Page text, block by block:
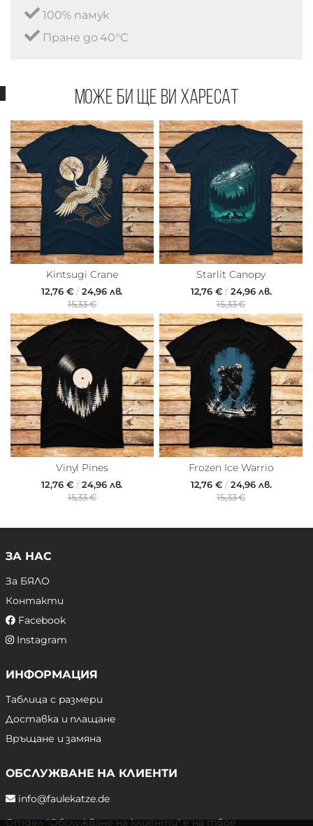
100% памук
Пране до 40°C
Може би ще ви харесат
Kintsugi Crane
12,76 € /24,96 лв.
15,33 €
Starlit Canopy
12,76 €/24,96 лв.
15,33 €
Vinyl Pines
12,76 € /24,96 лв.
15,33 €
Frozen Ice Warrio
12,76 €/24,96 лв.
15,33 €
ЗА НАС
За БЯЛО
Контакти
Facebook
Instagram
ИНФОРМАЦИЯ
Таблица с размери
Доставка и плащане
Връщане и замяна
ОБСЛУЖВАНЕ НА КЛИЕНТИ
info@faulekatze.de
Отдел "Обслужване на клиенти" е на твое